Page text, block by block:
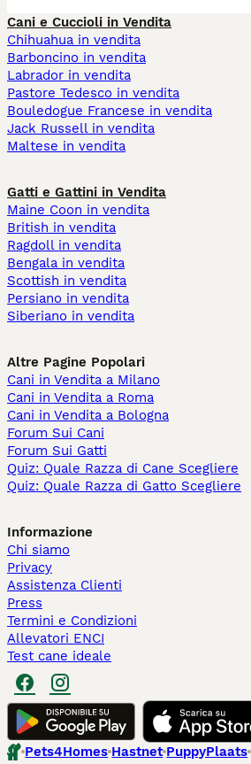
Cani e Cuccioli in Vendita
Chihuahua in vendita
Barboncino in vendita
Labrador in vendita
Pastore Tedesco in vendita
Bouledogue Francese in vendita
Jack Russell in vendita
Maltese in vendita
Gatti e Gattini in Vendita
Maine Coon in vendita
British in vendita
Ragdoll in vendita
Bengala in vendita
Scottish in vendita
Persiano in vendita
Siberiano in vendita
Altre Pagine Popolari
Cani in Vendita a Milano
Cani in Vendita a Roma
Cani in Vendita a Bologna
Forum Sui Cani
Forum Sui Gatti
Quiz: Quale Razza di Cane Scegliere
Quiz: Quale Razza di Gatto Scegliere
Informazione
Chi siamo
Privacy
Assistenza Clienti
Press
Termini e Condizioni
Allevatori ENCI
Test cane ideale
Pets4Homes Hastnet PuppyPlaats